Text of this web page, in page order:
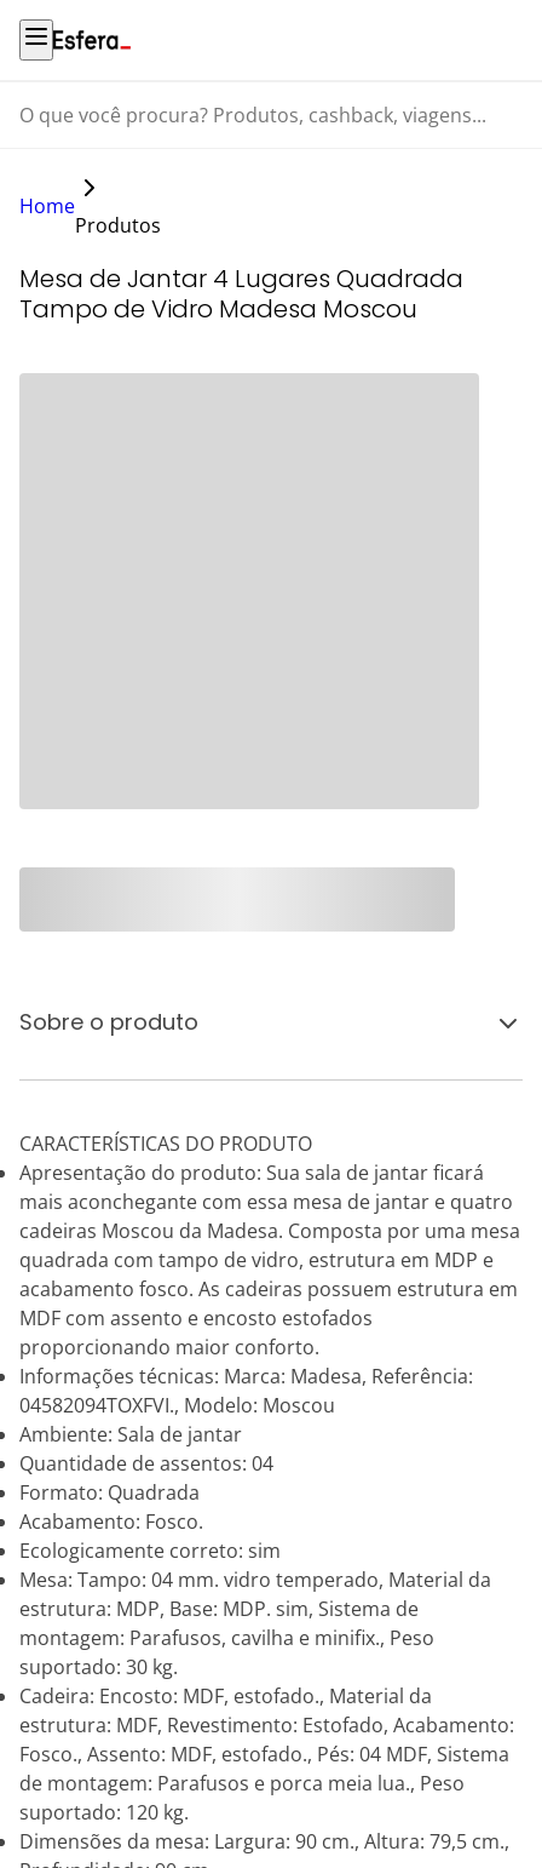
O que você procura? Produtos, cashback, viagens...
Home
Produtos
Mesa de Jantar 4 Lugares Quadrada
Tampo de Vidro Madesa Moscou
Sobre o produto
CARACTERÍSTICAS DO PRODUTO
Apresentação do produto: Sua sala de jantar ficará
mais aconchegante com essa mesa de jantar e quatro
cadeiras Moscou da Madesa. Composta por uma mesa
quadrada com tampo de vidro, estrutura em MDP e
acabamento fosco. As cadeiras possuem estrutura em
MDF com assento e encosto estofados
proporcionando maior conforto.
Informações técnicas: Marca: Madesa, Referência:
04582094TOXFVI., Modelo: Moscou
Ambiente: Sala de jantar
Quantidade de assentos: 04
Formato: Quadrada
Acabamento: Fosco.
Ecologicamente correto: sim
Mesa: Tampo: 04 mm. vidro temperado, Material da
estrutura: MDP, Base: MDP. sim, Sistema de
montagem: Parafusos, cavilha e minifix., Peso
suportado: 30 kg.
Cadeira: Encosto: MDF, estofado., Material da
estrutura: MDF, Revestimento: Estofado, Acabamento:
Fosco., Assento: MDF, estofado., Pés: 04 MDF, Sistema
de montagem: Parafusos e porca meia lua., Peso
suportado: 120 kg.
Dimensões da mesa: Largura: 90 cm., Altura: 79,5 cm.,